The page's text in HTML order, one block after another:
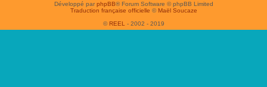
Développé parphpBB® Forum Software © phpBB Limited
Traduction française officielle © Maël Soucaze
© REEL - 2002 - 2019